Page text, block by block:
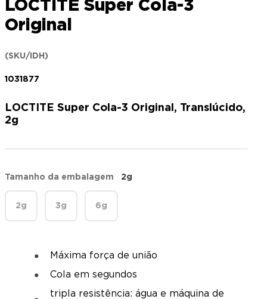
LOCTITE Super Cola-3
Original
(SKU/IDH)
1031877
LOCTITE Super Cola-3 Original, Translúcido,
2g
Tamanho da embalagem 2g
2g 3g 6g
Máxima força de união
Cola em segundos
tripla resistência: água e máquina de